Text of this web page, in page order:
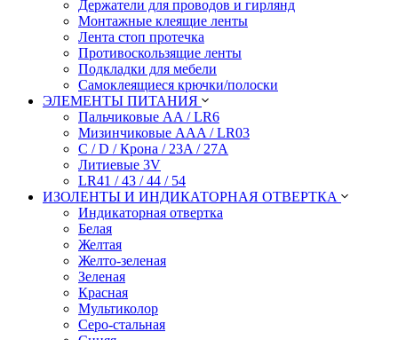
Держатели для проводов и гирлянд
Монтажные клеящие ленты
Лента стоп протечка
Противоскользящие ленты
Подкладки для мебели
Самоклеящиеся крючки/полоски
ЭЛЕМЕНТЫ ПИТАНИЯ
Пальчиковые AA / LR6
Мизинчиковые AAA / LR03
C / D / Крона / 23A / 27A
Литиевые 3V
LR41 / 43 / 44 / 54
ИЗОЛЕНТЫ И ИНДИКАТОРНАЯ ОТВЕРТКА
Индикаторная отвертка
Белая
Желтая
Желто-зеленая
Зеленая
Красная
Мультиколор
Серо-стальная